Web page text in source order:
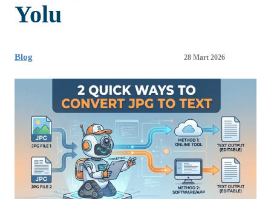
Yolu
Blog 28 Mart 2026